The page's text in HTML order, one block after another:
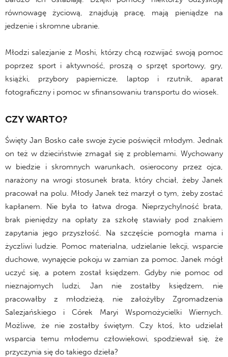
równowagę życiową, znajdują pracę, mają pieniądze na
jedzenie i skromne ubranie.
Młodzi salezjanie z Moshi, którzy chcą rozwijać swoją pomoc
poprzez sport i aktywność, proszą o sprzęt sportowy, gry,
książki, przybory papiernicze, laptop i rzutnik, aparat
fotograficzny i pomoc w sfinansowaniu transportu do wiosek.
CZY WARTO?
Święty Jan Bosko całe swoje życie poświęcił młodym. Jednak
on też w dzieciństwie zmagał się z problemami. Wychowany
w biedzie i skromnych warunkach, osierocony przez ojca,
narażony na wrogi stosunek brata, który chciał, żeby Janek
pracował na polu. Młody Janek też marzył o tym, żeby zostać
kapłanem. Nie była to łatwa droga. Nieprzychylność brata,
brak pieniędzy na opłaty za szkołę stawiały pod znakiem
zapytania jego przyszłość. Na szczęście pomogła mama i
życzliwi ludzie. Pomoc materialna, udzielanie lekcji, wsparcie
duchowe, wynajęcie pokoju w zamian za pomoc. Janek mógł
uczyć się, a potem został księdzem. Gdyby nie pomoc od
nieznajomych ludzi, Jan nie zostałby księdzem, nie
pracowałby z młodzieżą, nie założyłby Zgromadzenia
Salezjańskiego i Córek Maryi Wspomożycielki Wiernych.
Możliwe, że nie zostałby świętym. Czy ktoś, kto udzielał
wsparcia temu młodemu człowiekowi, spodziewał się, że
przyczynia się do takiego dzieła?